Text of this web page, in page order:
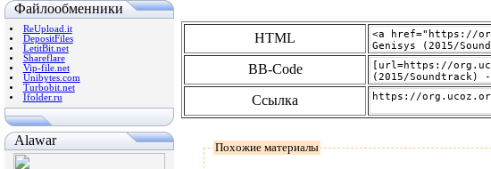
Файлообменники
ReUpload.it
DepositFiles
LetitBit.net
Shareflare
Vip-file.net
Unibytes.com
Turbobit.net
Ifolder.ru
Alawar
HTML
BB-Code
Ссылка
Похожие материалы